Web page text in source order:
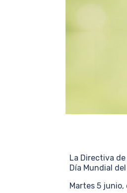
La Directiva
Día Mundial
Martes 5 junio,